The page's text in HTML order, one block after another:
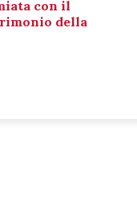
con il
della